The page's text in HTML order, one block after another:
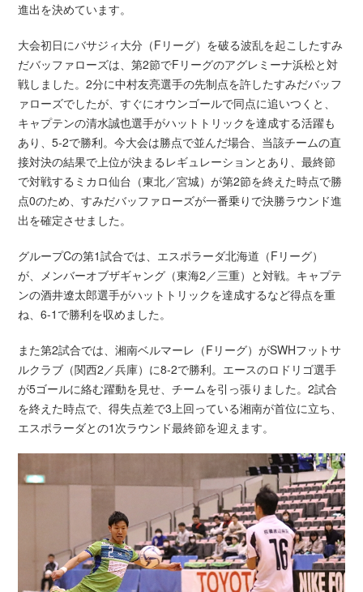
進出を決めています。
大会初日にバサジィ大分（Fリーグ）を破る波乱を起こしたすみ
だバッファローズは、第2節でFリーグのアグレミーナ浜松と対
戦しました。2分に中村友亮選手の先制点を許したすみだバッフ
ァローズでしたが、すぐにオウンゴールで同点に追いつくと、
キャプテンの清水誠也選手がハットトリックを達成する活躍も
あり、5-2で勝利。今大会は勝点で並んだ場合、当該チームの直
接対決の結果で上位が決まるレギュレーションとあり、最終節
で対戦するミカロ仙台（東北／宮城）が第2節を終えた時点で勝
点0のため、すみだバッファローズが一番乗りで決勝ラウンド進
出を確定させました。
グループCの第1試合では、エスポラーダ北海道（Fリーグ）
が、メンバーオブザギャング（東海2／三重）と対戦。キャプテ
ンの酒井遼太郎選手がハットトリックを達成するなど得点を重
ね、6-1で勝利を収めました。
また第2試合では、湘南ベルマーレ（Fリーグ）がSWHフットサ
ルクラブ（関西2／兵庫）に8-2で勝利。エースのロドリゴ選手
が5ゴールに絡む躍動を見せ、チームを引っ張りました。2試合
を終えた時点で、得失点差で3上回っている湘南が首位に立ち、
エスポラーダとの1次ラウンド最終節を迎えます。